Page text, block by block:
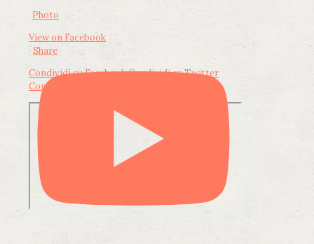
Photo
View on Facebook
· Share
Condividi su FacebookCondividi su Twitter
Condividi su LinkedIn